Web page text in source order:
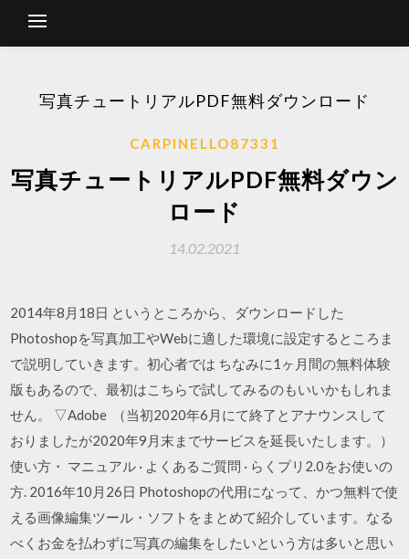
写真チュートリアルPDF無料ダウンロード
CARPINELLO87331
写真チュートリアルPDF無料ダウン
ロード
14.02.2021
2014年8月18日 というところから、ダウンロードした
Photoshopを写真加工やWebに適した環境に設定するところま
で説明していきます。初心者では ちなみに1ヶ月間の無料体験
版もあるので、最初はこちらで試してみるのもいいかもしれま
せん。 ▽Adobe （当初2020年6月にて終了とアナウンスして
おりましたが2020年9月末までサービスを延長いたします。）
使い方・ マニュアル · よくあるご質問 · らくプリ2.0をお使いの
方. 2016年10月26日 Photoshopの代用になって、かつ無料で使
える画像編集ツール・ソフトをまとめて紹介しています。なる
べくお金を払わずに写真の編集をしたいという方は多いと思い